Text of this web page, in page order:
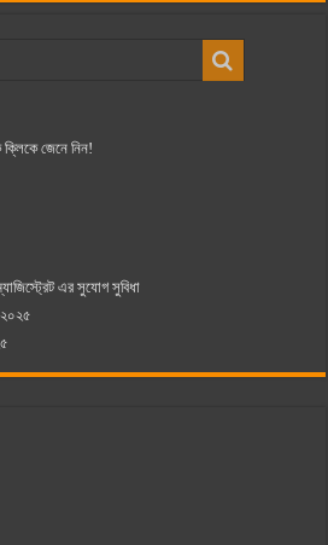
জেনে নিন!
এর সুযোগ সুবিধা
২০২৫